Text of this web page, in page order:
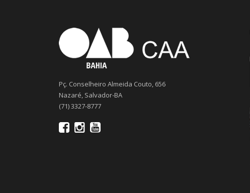
Pç. Conselheiro Almeida Couto, 656
Nazaré, Salvador-BA
(71) 3327-8777